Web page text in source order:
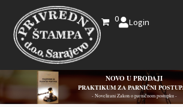
0 Login
NOVO U PRODAJI
PRAKTIKUM ZA PARNIČNI
- Novelirani Zakon o parničnom postupku -